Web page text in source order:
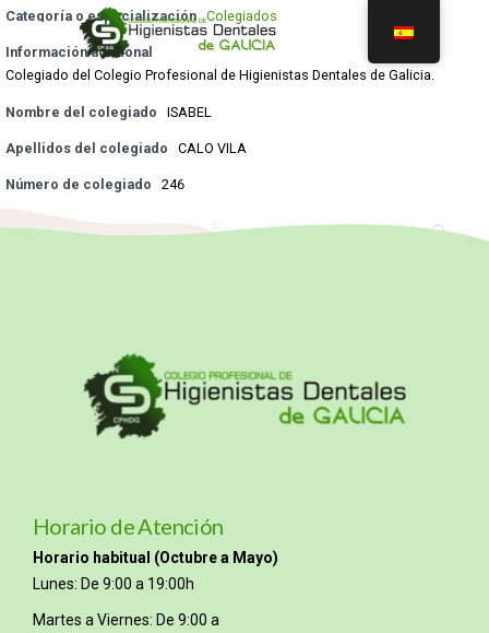
Categoría o especialización Colegiados
Información adicional
Colegiado del Colegio Profesional de Higienistas Dentales de Galicia.
Nombre del colegiado ISABEL
Apellidos del colegiado CALO VILA
Número de colegiado 246
Horario de Atención
Horario habitual (Octubre a Mayo)
Lunes: De 9:00 a 19:00h
Martes a Viernes: De 9:00 a